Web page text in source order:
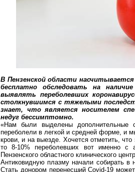
В Пензенской области
бесплатно обследовать на
выявлять переболевших
столкнувшимся с тяжелыми
знает, что является носителем
недуг бессимптомно.
«Нам были выделены дополнительные
переболели в легкой и средней форме, и
крови, и на выезде. Хочется отметить,
то 8-10% переболевших вот именно с
Пензенского областного клинического
Антиковидную плазму начали собирать в
Стать донором перенесший Covid-19